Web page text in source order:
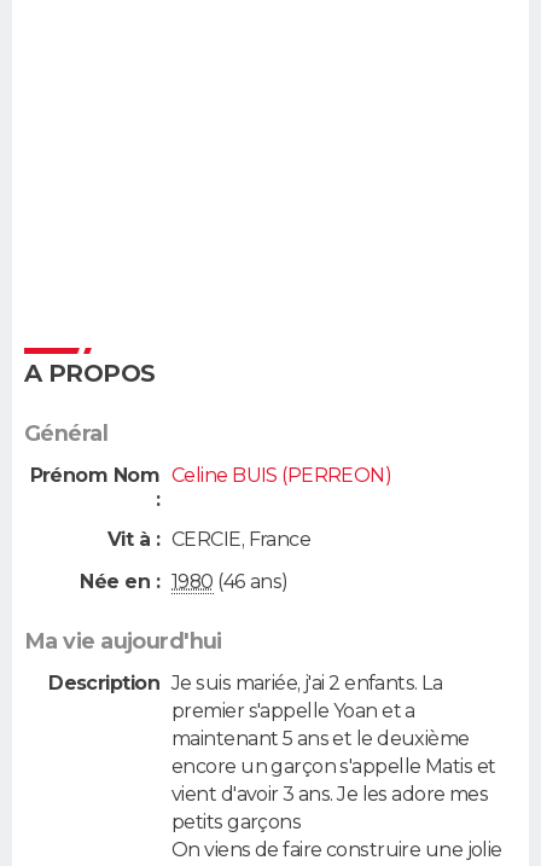
A PROPOS
Général
Prénom Nom
:
Celine BUIS (PERREON)
Vit à : CERCIE, France
Née en : 1980 (46 ans)
Ma vie aujourd'hui
Description Je suis mariée, j'ai 2 enfants. La
premier s'appelle Yoan et a
maintenant 5 ans et le deuxième
encore un garçon s'appelle Matis et
vient d'avoir 3 ans. Je les adore mes
petits garçons
On viens de faire construire une jolie